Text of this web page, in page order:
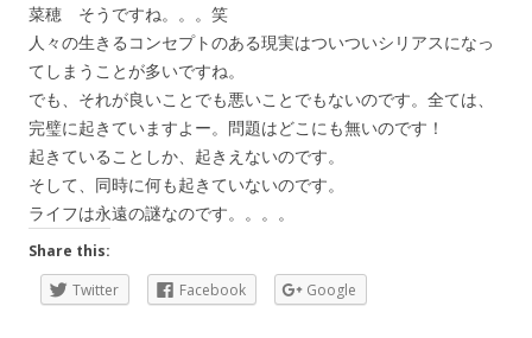
菜穂 そうですね。。。笑
人々の生きるコンセプトのある現実はついついシリアスになっ
てしまうことが多いですね。
でも、それが良いことでも悪いことでもないのです。全ては、
完璧に起きていますよー。問題はどこにも無いのです！
起きていることしか、起きえないのです。
そして、同時に何も起きていないのです。
ライフは永遠の謎なのです。。。。
Share this:
Twitter
Facebook Google